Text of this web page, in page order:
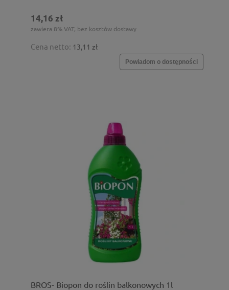
14,16 zł
zawiera 8% VAT, bez kosztów dostawy
Cena netto: 13,11 zł
Powiadom o dostępności
BROS- Biopon do roślin balkonowych 1l